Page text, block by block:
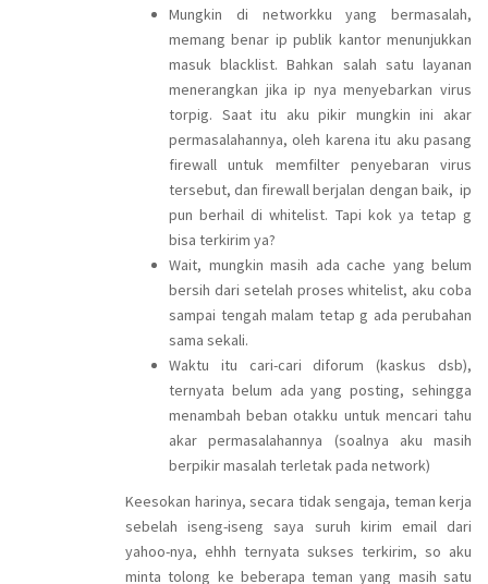
Mungkin di networkku yang bermasalah,
memang benar ip publik kantor menunjukkan
masuk blacklist. Bahkan salah satu layanan
menerangkan jika ip nya menyebarkan virus
torpig. Saat itu aku pikir mungkin ini akar
permasalahannya, oleh karena itu aku pasang
firewall untuk memfilter penyebaran virus
tersebut, dan firewall berjalan dengan baik, ip
pun berhail di whitelist. Tapi kok ya tetap g
bisa terkirim ya?
Wait, mungkin masih ada cache yang belum
bersih dari setelah proses whitelist, aku coba
sampai tengah malam tetap g ada perubahan
sama sekali.
Waktu itu cari-cari diforum (kaskus dsb),
ternyata belum ada yang posting, sehingga
menambah beban otakku untuk mencari tahu
akar permasalahannya (soalnya aku masih
berpikir masalah terletak pada network)
Keesokan harinya, secara tidak sengaja, teman kerja
sebelah iseng-iseng saya suruh kirim email dari
yahoo-nya, ehhh ternyata sukses terkirim, so aku
minta tolong ke beberapa teman yang masih satu